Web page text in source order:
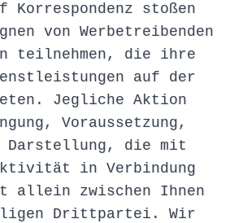
Korrespondenz stoßen
von Werbetreibenden
teilnehmen, die ihre
auf der
Jegliche Aktion
Voraussetzung,
Darstellung, die mit
in Verbindung
allein zwischen Ihnen
Drittpartei. Wir